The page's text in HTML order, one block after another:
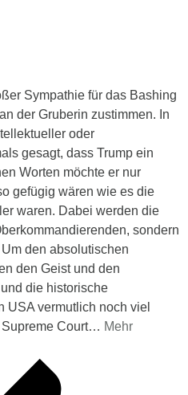
Sympathie für das Bashing
der Gruberin zustimmen. In
oder
gesagt, dass Trump ein
Worten möchte er nur
gefügig wären wie es die
waren. Dabei werden die
sondern
den absolutischen
den Geist und den
die historische
USA vermutlich noch viel
Court… Mehr